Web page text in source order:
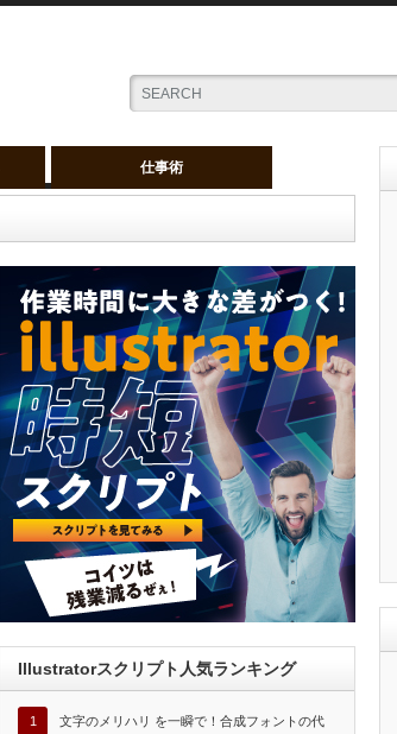
仕事術
Illustratorスクリプト人気ランキング
1
文字のメリハリ を一瞬で！合成フォントの代